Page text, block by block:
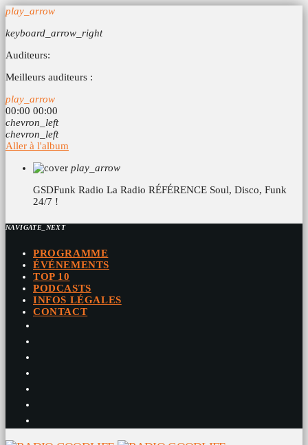
play_arrow
keyboard_arrow_right
Auditeurs:
Meilleurs auditeurs :
play_arrow
00:00 00:00
chevron_left
chevron_left
Aller à l'album
play_arrow
GSDFunk Radio La Radio RÉFÉRENCE Soul, Disco, Funk
24/7 !
NAVIGATE_NEXT
PROGRAMME
ÉVÉNEMENTS
TOP 10
PODCASTS
INFOS LÉGALES
CONTACT